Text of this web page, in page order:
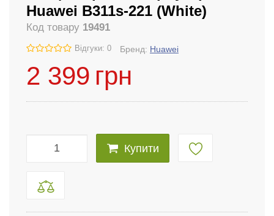
Huawei B311s-221 (White)
Код товару 19491
Відгуки: 0 Бренд: Huawei
2 399 грн
Купити